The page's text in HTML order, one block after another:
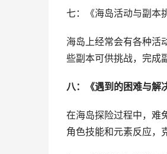
七：《海岛活动与副本
海岛上经常会有各种活
些副本可供挑战，完成
八：《遇到的困难与解
在海岛探险过程中，难
角色技能和元素反应，